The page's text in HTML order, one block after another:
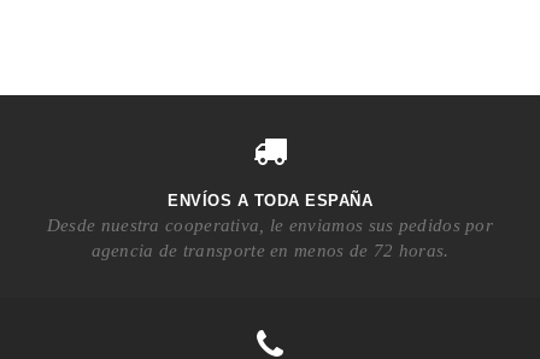
ENVÍOS A TODA ESPAÑA
Desde nuestra cooperativa, le enviamos sus pedidos por
agencia de transporte en menos de 72 horas.